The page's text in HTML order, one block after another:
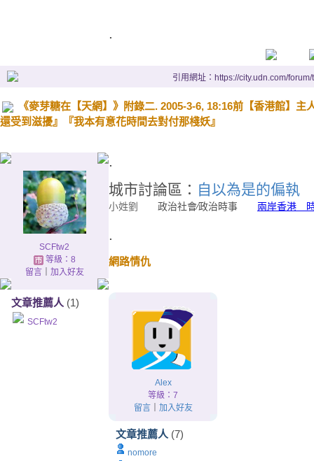
.
引用網址：https://city.udn.com/
《麥芽糖在【天網】》附錄二. 2005-3-6, 18:16前【香港館】
還受到滋擾』『我本有意花時間去對付那棧妖』
SCFtw2
等級：8
留言｜ 加入好友
文章推薦人 (1)
SCFtw2
.
城市討論區： 自以為是的偏執
小姓劉 政治社會∕政治時事 兩岸香港
.
網路情仇
Alex
等級：7
留言｜ 加入好友
文章推薦人 (7)
nomore